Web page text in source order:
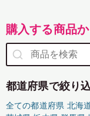
購入する商品
都道府県で絞り
全ての都道府県 北海